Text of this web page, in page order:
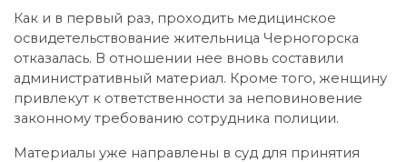
Как и в первый раз, проходить медицинское
освидетельствование жительница Черногорска
отказалась. В отношении нее вновь составили
административный материал. Кроме того, женщину
привлекут к ответственности за неповиновение
законному требованию сотрудника полиции.
Материалы уже направлены в суд для принятия